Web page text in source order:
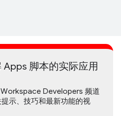
Apps 脚本的实际应用
Developers 频道
示、技巧和最新功能的视